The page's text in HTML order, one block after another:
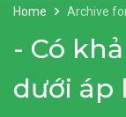
Home Archive
- Có
dưới áp